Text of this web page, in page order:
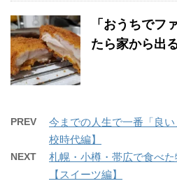
「おうちでフ
たら家から出
PREV
今までの人生で一番「良
校時代編】
NEXT
札幌・小樽・帯広で食べ
【スイーツ編】